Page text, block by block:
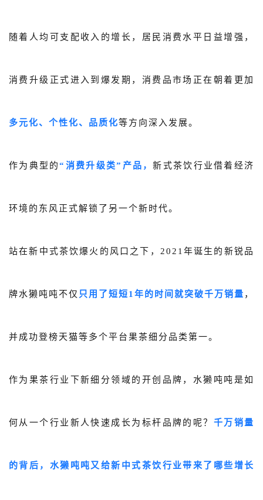
资源中心
合作伙伴计划
行业报告
随着人均可支配收入的增长，居民消费水平日益增强，
消费升级正式进入到爆发期，消费品市场正在朝着更加
多元化、个性化、品质化等方向深入发展。
作为典型的“消费升级类”产品，新式茶饮行业借着经济
环境的东风正式解锁了另一个新时代。
站在新中式茶饮爆火的风口之下，2021年诞生的新锐品
牌水獭吨吨不仅 只用了短短1年的时间就突破千万销量 ，
并成功登榜天猫等多个平台果茶细分品类第一。
作为果茶行业下新细分领域的开创品牌，水獭吨吨是如
何从一个行业新人快速成长为标杆品牌的呢？ 千万销量
的背后，水獭吨吨又给新中式茶饮行业带来了哪些增长